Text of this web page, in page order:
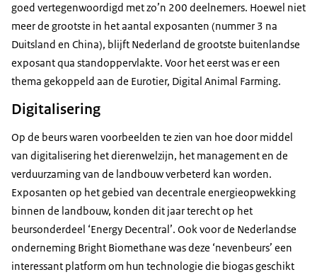
goed vertegenwoordigd met zo’n 200 deelnemers. Hoewel niet
meer de grootste in het aantal exposanten (nummer 3 na
Duitsland en China), blijft Nederland de grootste buitenlandse
exposant qua standoppervlakte. Voor het eerst was er een
thema gekoppeld aan de Eurotier, Digital Animal Farming.
Digitalisering
Op de beurs waren voorbeelden te zien van hoe door middel
van digitalisering het dierenwelzijn, het management en de
verduurzaming van de landbouw verbeterd kan worden.
Exposanten op het gebied van decentrale energieopwekking
binnen de landbouw, konden dit jaar terecht op het
beursonderdeel ‘Energy Decentral’. Ook voor de Nederlandse
onderneming Bright Biomethane was deze ‘nevenbeurs’ een
interessant platform om hun technologie die biogas geschikt